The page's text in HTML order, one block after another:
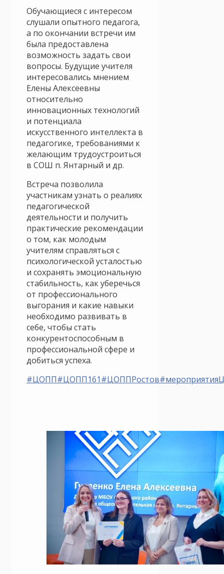
Обучающиеся с интересом
слушали опытного педагога,
а по окончании встречи им
была предоставлена
возможность задать свои
вопросы. Будущие учителя
интересовались мнением
Елены Алексеевны
относительно
инновационных технологий
и потенциала
искусственного интеллекта в
педагогике, требованиями к
желающим трудоустроиться
в СОШ п. Янтарный и др.
Встреча позволила
участникам узнать о реалиях
педагогической
деятельности и получить
практические рекомендации
о том, как молодым
учителям справляться с
психологической усталостью
и сохранять эмоциональную
стабильность, как уберечься
от профессионального
выгорания и какие навыки
необходимо развивать в
себе, чтобы стать
конкурентоспособным в
профессиональной сфере и
добиться успеха.
#ЦОПП#ЦОПП161#ЦОППРостов